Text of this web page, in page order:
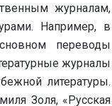
журналам,
Например, в
переводы
журналы
литературы.
Золя, «Русская